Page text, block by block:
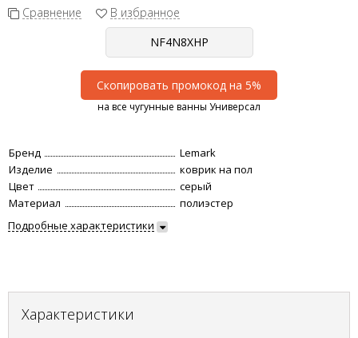
Сравнение В избранное
Скопировать промокод на 5%
на все чугунные ванны Универсал
Бренд
Lemark
Изделие
коврик на пол
Цвет
серый
Материал
полиэстер
Подробные характеристики
Характеристики